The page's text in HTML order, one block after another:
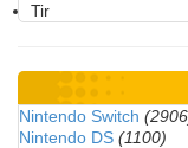
Tir
Nintendo Switch
Nintendo DS (1100)